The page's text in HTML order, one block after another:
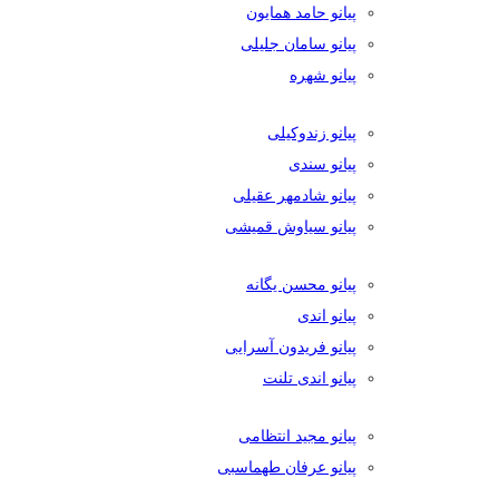
پیانو حامد همایون
پیانو سامان جلیلی
پیانو شهره
پیانو زندوکیلی
پیانو سندی
پیانو شادمهر عقیلی
پیانو سیاوش قمیشی
پیانو محسن یگانه
پیانو اندی
پیانو فریدون آسرایی
پیانو اندی تلنت
پیانو مجید انتظامی
پیانو عرفان طهماسبی